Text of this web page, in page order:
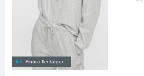
Finns i fler färger